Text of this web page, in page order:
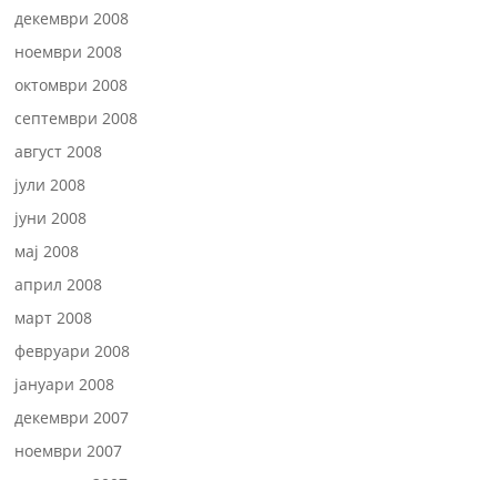
декември 2008
ноември 2008
октомври 2008
септември 2008
август 2008
јули 2008
јуни 2008
мај 2008
април 2008
март 2008
февруари 2008
јануари 2008
декември 2007
ноември 2007